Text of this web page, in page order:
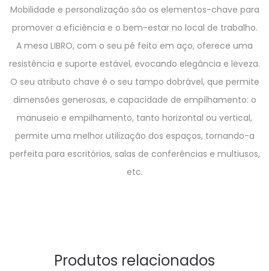
Mobilidade e personalização são os elementos-chave para
promover a eficiência e o bem-estar no local de trabalho.
A mesa LIBRO, com o seu pé feito em aço, oferece uma
resistência e suporte estável, evocando elegância e leveza.
O seu atributo chave é o seu tampo dobrável, que permite
dimensões generosas, e capacidade de empilhamento: o
manuseio e empilhamento, tanto horizontal ou vertical,
permite uma melhor utilização dos espaços, tornando-a
perfeita para escritórios, salas de conferências e multiusos,
etc.
Produtos relacionados